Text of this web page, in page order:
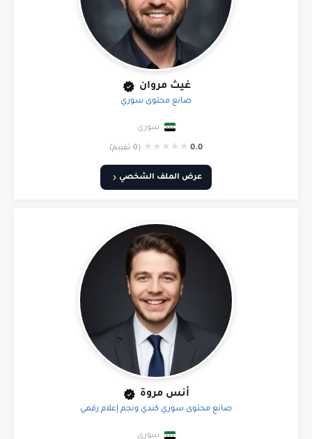
غيث مروان
صانع محتوى سوري
سوري
0.0
★
★
★
★
★ (0 تقييم)
عرض الملف الشخصي
أنس مروة
صانع محتوى سوري كندي ونجم إعلام رقمي
سوري